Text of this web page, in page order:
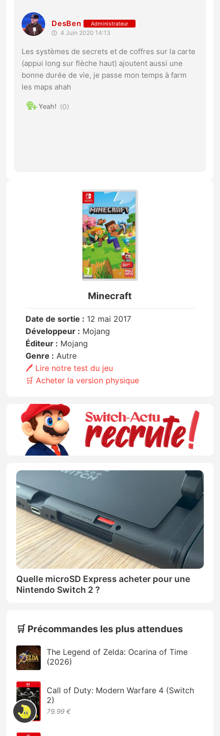
DesBen Administrateur
4 Juin 2020 14:13
Les systèmes de secrets et de coffres sur la carte
(appui long sur flèche haut) ajoutent aussi une
bonne durée de vie, je passe mon temps à farm
les maps ahah
0
Minecraft
Date de sortie : 12 mai 2017
Développeur : Mojang
Éditeur : Mojang
Genre : Autre
🖊️ Lire notre test du jeu
🛒 Acheter la version physique
Quelle microSD Express acheter pour une
Nintendo Switch 2 ?
🛒 Précommandes les plus attendues
The Legend of Zelda: Ocarina of Time
(2026)
Call of Duty: Modern Warfare 4 (Switch
2)
79.99 €